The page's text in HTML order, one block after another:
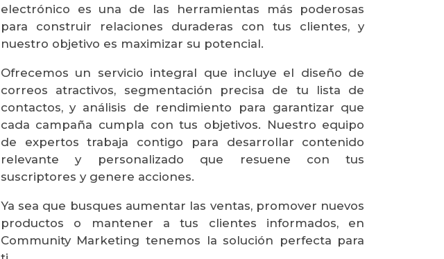
electrónico es una de las herramientas más poderosas
para construir relaciones duraderas con tus clientes, y
nuestro objetivo es maximizar su potencial.
Ofrecemos un servicio integral que incluye el diseño de
correos atractivos, segmentación precisa de tu lista de
contactos, y análisis de rendimiento para garantizar que
cada campaña cumpla con tus objetivos. Nuestro equipo
de expertos trabaja contigo para desarrollar contenido
relevante y personalizado que resuene con tus
suscriptores y genere acciones.
Ya sea que busques aumentar las ventas, promover nuevos
productos o mantener a tus clientes informados, en
Community Marketing tenemos la solución perfecta para